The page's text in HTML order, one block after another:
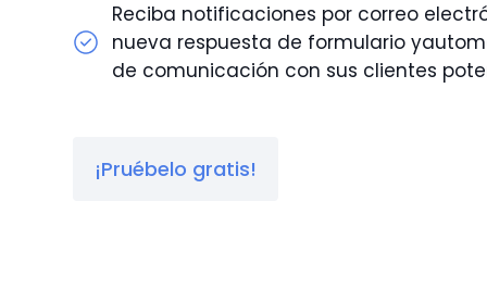
Reciba notificaciones por correo
nueva respuesta de formulario
de comunicación con sus clientes
¡Pruébelo gratis!